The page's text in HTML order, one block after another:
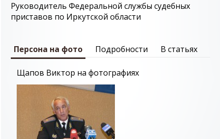
Руководитель Федеральной службы судебных
приставов по Иркутской области
Персона на фото Подробности В статьях
Щапов Виктор на фотографиях